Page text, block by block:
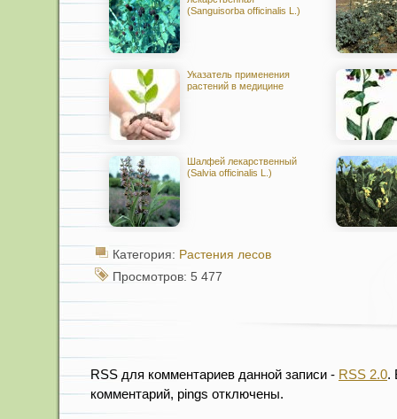
(Sanguisorba officinalis L.)
Указатель применения
растений в медицине
Шалфей лекарственный
(Salvia officinalis L.)
Категория: Растения лесов
Просмотров: 5 477
RSS для комментариев данной записи - RSS 2.0.
комментарий, pings отключены.